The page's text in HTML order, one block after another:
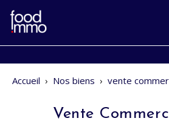
Accueil › Nos biens › vente
Vente